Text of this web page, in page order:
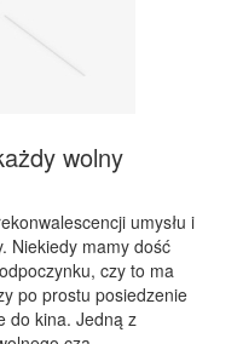
wolny
umysłu i
Niekiedy mamy dość
czy to ma
po prostu posiedzenie
do kina. Jedną z